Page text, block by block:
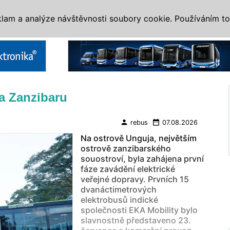
Zanzibaru
person rebus date_range 07.08.2026
Na ostrově Unguja, největším
ostrově zanzibarského
souostroví, byla zahájena první
fáze zavádění elektrické
veřejné dopravy. Prvních 15
dvanáctimetrových
elektrobusů indické
společnosti EKA Mobility bylo
slavnostně představeno 23.
a analýze návštěvnosti soubory cookie. Používáním